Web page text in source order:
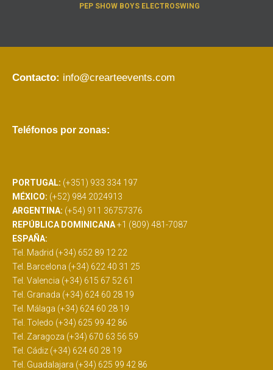
PEP SHOW BOYS ELECTROSWING
Contacto: info@crearteevents.com
Teléfonos por zonas:
PORTUGAL: (+351) 933 334 197
MÉXICO: (+52) 984 2024913
ARGENTINA: (+54) 911 36757376
REPÚBLICA DOMINICANA+1 (809) 481-7087
ESPAÑA:
Tel. Madrid (+34) 652 89 12 22
Tel. Barcelona (+34) 622 40 31 25
Tel. Valencia (+34) 615 67 52 61
Tel. Granada (+34) 624 60 28 19
Tel. Málaga (+34) 624 60 28 19
Tel. Toledo (+34) 625 99 42 86
Tel. Zaragoza (+34) 670 63 56 59
Tel. Cádiz (+34) 624 60 28 19
Tel. Guadalajara (+34) 625 99 42 86